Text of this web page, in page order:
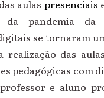
aulas presenciais
pandemia da
se tornaram
realização das
pedagógicas com
e aluno